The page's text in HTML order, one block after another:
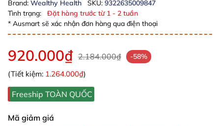
Brand: Wealthy Health SKU: 9322635009847
Tình trạng:
Đặt hàng trước từ 1 - 2 tuần
* Ausmart sẽ xác nhận đơn hàng qua điện thoại
920.000₫ 2.184.000₫ -58%
(Tiết kiệm: 1.264.000₫)
Freeship TOÀN QUỐC
Mã giảm giá